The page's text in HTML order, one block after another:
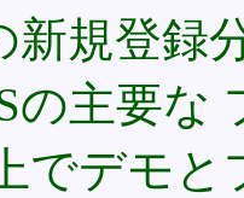
新規登録
の主要な
でデモ